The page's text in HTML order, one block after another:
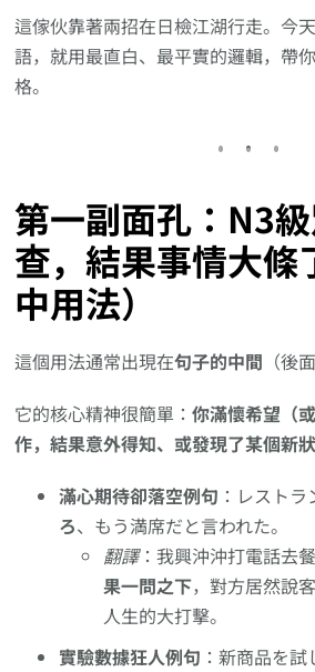
這傢伙靠著兩招在日檢江湖行走。今
語，就用最直白、最平實的邏輯，帶
格。
第一副面孔：N3
查，結果事情大條
中用法）
這個用法通常出現在句子的中間 （後
它的核心精神很簡單：你滿懷希望（
作，結果意外得知、或發現了某個新狀
滿心期待卻落空例句 ：レスト
ろ、もう満席だと言われた。
翻譯：我興沖沖打電話去
果一問之下，對方居然說
人生的大打擊。
實驗數據狂人例句 ：新商品を試